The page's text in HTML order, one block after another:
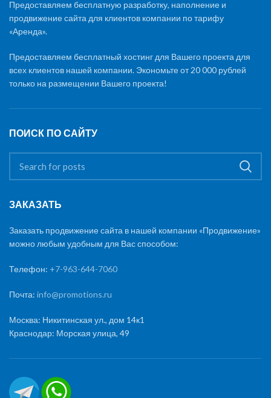
Предоставляем бесплатную разработку, наполнение и
продвижение сайта для клиентов компании по тарифу
«Аренда».
Предоставляем бесплатный хостинг для Вашего проекта для
всех клиентов нашей компании. Экономьте от 20 000 рублей
только на размещении Вашего проекта!
ПОИСК ПО САЙТУ
ЗАКАЗАТЬ
Заказать продвижение сайта в нашей компании «Продвижение»
можно любым удобным для Вас способом:
Телефон: +7-963-644-7060
Почта: info@promotions.ru
Москва: Никитинская ул., дом 14к1
Краснодар: Морская улица, 49